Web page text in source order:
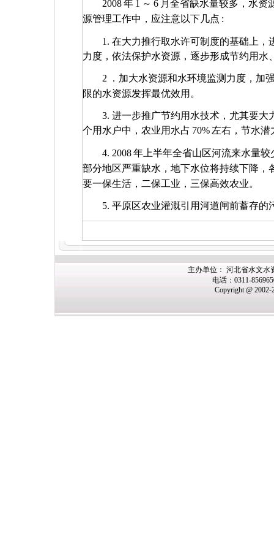
2008年 1 ～ 6 月全省缺水量较多，水资
源管理工作中，应注意以下几点 :
1. 在大力推行取水许可制度的基础上，
力度，依法保护水资源，逐步形成节约用水
2
．加大水资源和水环境监测力度，加
限的水资源发挥最优效用。
3. 进一步推广节约用水技术，尤其要大
个用水户中，农业用水占 70% 左右，节水潜
4. 2008年上半年全省山区河流来水量
部分地区严重缺水，地下水位将持续下降
要一保生活，二保工业，三保高效农业。
5. 平原区农业灌溉引用河道闸前蓄存的
主办单位： 河北省水文水
电话：0311-
Copyright @ 2002-